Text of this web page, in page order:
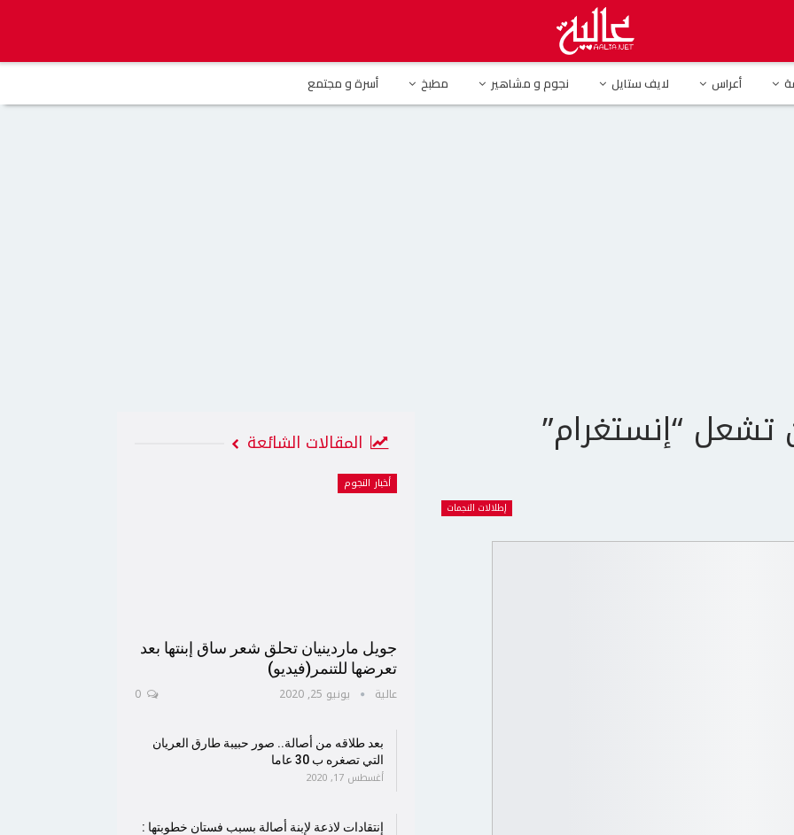
أعراس لايف ستايل نجوم و مشاهير مطبخ أسرة و مجتمع
تشعل “إنستغرام” بفستان صيفي رائع .
تشعل “إنستغرام”
إطلالات النجمات
المقالات الشائعة
أخبار النجوم
جويل ماردينيان تحلق شعر ساق إبنتها بعد
تعرضها للتنمر(فيديو)
عالية يونيو 25, 2020
بعد طلاقه من أصالة.. صور حبيبة طارق العريان
التي تصغره ب 30 عاما
أغسطس 17, 2020
إنتقادات لاذعة لإبنة أصالة بسبب فستان خطوبتها :